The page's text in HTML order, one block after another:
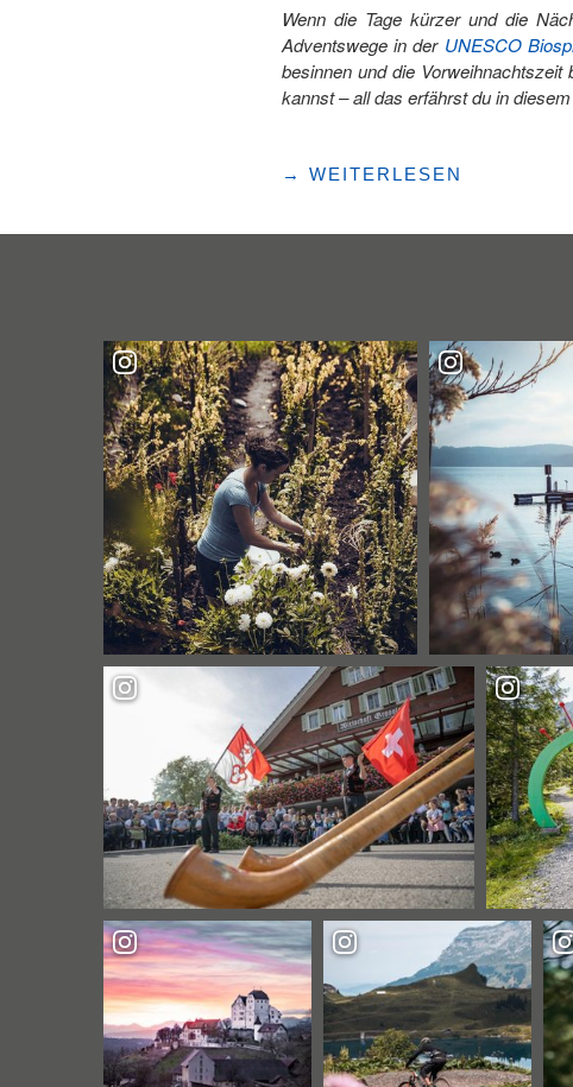
Wenn die Tage kürzer und die
Adventswege in der UNESCO
besinnen und die
kannst – all das erfährst du in
"LATERNEN-
ENTLEBUCH:
LICHTBLICKE
IN
DER
DUNKLEN
JAHRESZEIT "
→ WEITERLESEN